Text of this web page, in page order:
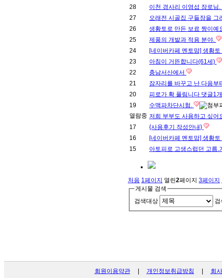
28
이천 경사리 이영섭 장로님
27
오래전 시골집 구들장을
26
생황토로 만든 보료 짱이예
25
제품의 개발과 적용 분야.
24
[네이버카페 멘토맘] 생황
23
아침이 거뜬합니다(61세)
22
충남서산에서
21
잠자리를 바꾸고 난 다음
20
피로가 확 풀림니다 댓글1 개
19
수맥파차단시험.
열람중 저희 부부도 사용하고 싶어
17
{사용후기 작성안내}
16
[네이버카페 멘토맘] 생황
15
아토피로 고생스럽던 고름
처음 1 페이지 열린2페이지 3페이지
게시물 검색
검색대상
검
회원이용약관| 개인정보취급방침 회